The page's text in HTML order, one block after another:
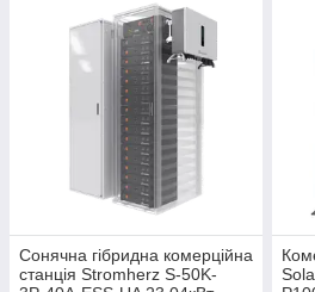
Сонячна гібридна комерційна
станція Stromherz S-50K-